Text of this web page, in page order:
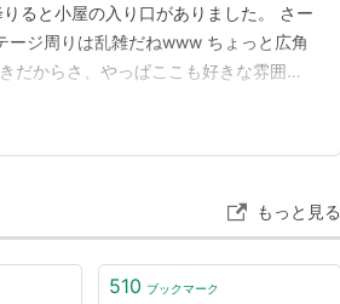
ると小屋の入り口がありました。 さー
ージ周りは乱雑だねwww ちょっと広角
だからさ、やっぱここも好きな雰囲気
BOOJIKから出てさ、VICTIMの社長さ
もっと見る
510 ブックマーク